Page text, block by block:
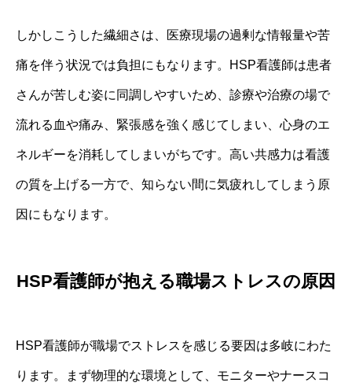
しかしこうした繊細さは、医療現場の過剰な情報量や苦
痛を伴う状況では負担にもなります。HSP看護師は患者
さんが苦しむ姿に同調しやすいため、診療や治療の場で
流れる血や痛み、緊張感を強く感じてしまい、心身のエ
ネルギーを消耗してしまいがちです。高い共感力は看護
の質を上げる一方で、知らない間に気疲れしてしまう原
因にもなります。
HSP看護師が抱える職場ストレスの原因
HSP看護師が職場でストレスを感じる要因は多岐にわた
ります。まず物理的な環境として、モニターやナースコ